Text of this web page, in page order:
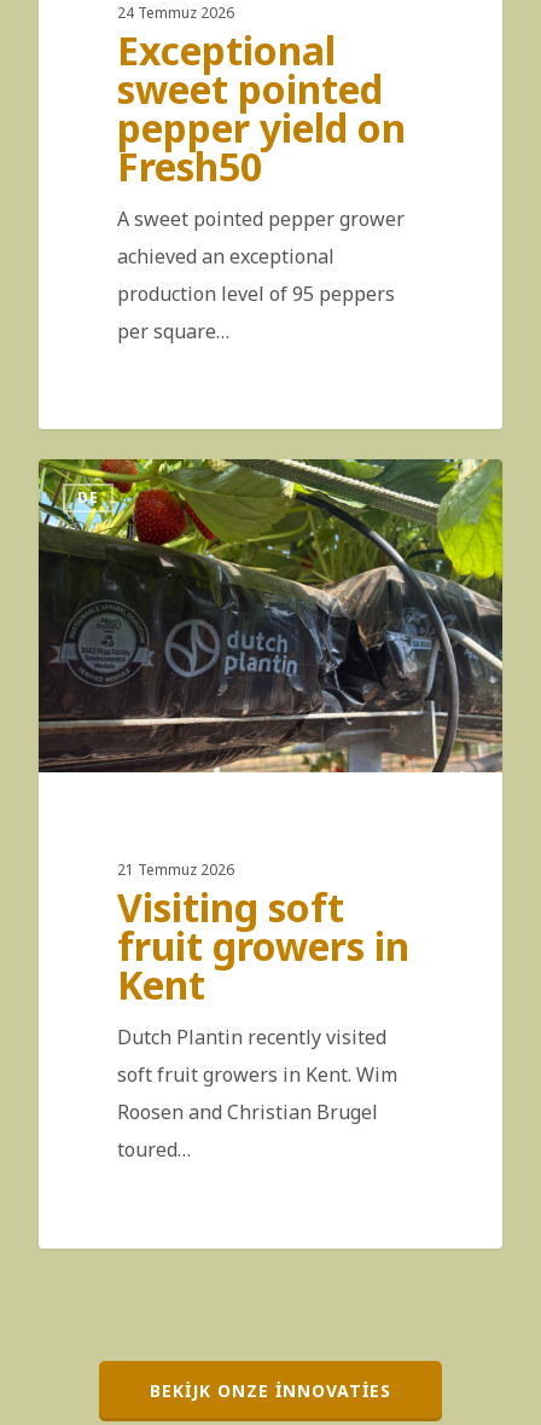
24 Temmuz 2026
Exceptional
sweet pointed
pepper yield on
Fresh50
A sweet pointed pepper grower
achieved an exceptional
production level of 95 peppers
per square…
DE
21 Temmuz 2026
Visiting soft
fruit growers in
Kent
Dutch Plantin recently visited
soft fruit growers in Kent. Wim
Roosen and Christian Brugel
toured…
BEKIJK ONZE INNOVATIES